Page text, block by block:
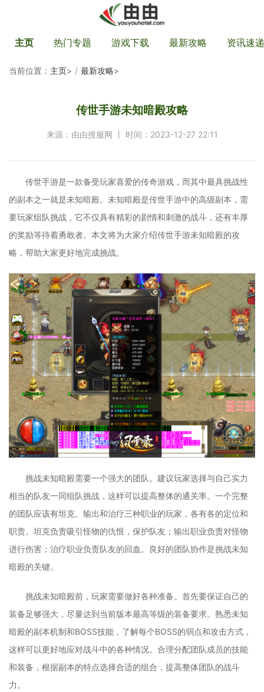
主页 热门专题 游戏下载 最新攻略 资讯速递
当前位置： 主页> 最新攻略>
传世手游未知暗殿攻略
来源：由由搜服网 丨 时间：2023-12-27 22:11
传世手游是一款备受玩家喜爱的传奇游戏，而其中最具挑战性
的副本之一就是未知暗殿。未知暗殿是传世手游中的高级副本，需
要玩家组队挑战，它不仅具有精彩的剧情和刺激的战斗，还有丰厚
的奖励等待着勇敢者。本文将为大家介绍传世手游未知暗殿的攻
略，帮助大家更好地完成挑战。
挑战未知暗殿需要一个强大的团队。建议玩家选择与自己实力
相当的队友一同组队挑战，这样可以提高整体的通关率。一个完整
的团队应该有坦克、输出和治疗三种职业的玩家，各有各的定位和
职责。坦克负责吸引怪物的仇恨，保护队友；输出职业负责对怪物
进行伤害；治疗职业负责队友的回血。良好的团队协作是挑战未知
暗殿的关键。
挑战未知暗殿前，玩家需要做好各种准备。首先要保证自己的
装备足够强大，尽量达到当前版本最高等级的装备要求。熟悉未知
暗殿的副本机制和BOSS技能，了解每个BOSS的弱点和攻击方式，
这样可以更好地应对战斗中的各种情况。合理分配团队成员的技能
和装备，根据副本的特点选择合适的组合，提高整体团队的战斗
力。